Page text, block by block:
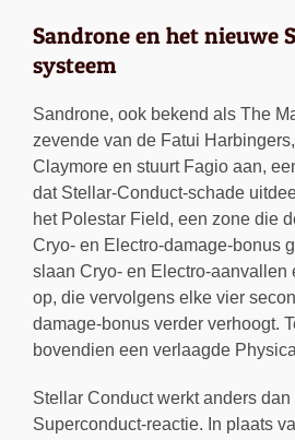
Sandrone en het nieuwe
systeem
Sandrone, ook bekend als The
zevende van de Fatui
Claymore en stuurt Fagio aan,
dat Stellar-Conduct-schade
het Polestar Field, een zone die
Cryo- en Electro-damage-bonus
slaan Cryo- en Electro-aanvallen
op, die vervolgens elke vier
damage-bonus verder verhoogt.
bovendien een verlaagde
Stellar Conduct werkt anders
Superconduct-reactie. In plaats